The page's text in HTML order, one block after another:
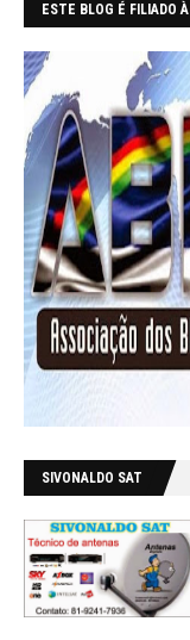
ESTE BLOG É FILIADO À
SIVONALDO SAT